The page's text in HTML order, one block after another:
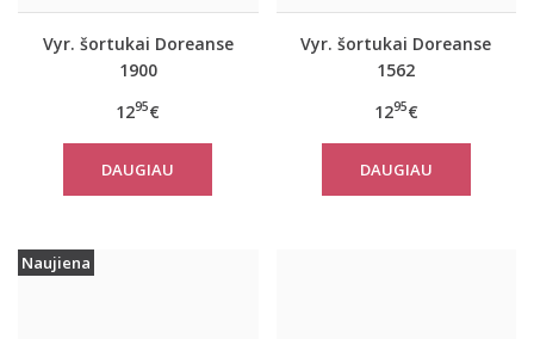
Vyr. šortukai Doreanse
1900
1295€
DAUGIAU
Vyr. šortukai Doreanse
1562
1295€
DAUGIAU
Naujiena